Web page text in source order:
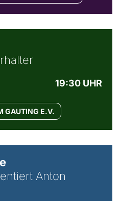
19:30 UHR
GAUTING E.V.
Anton